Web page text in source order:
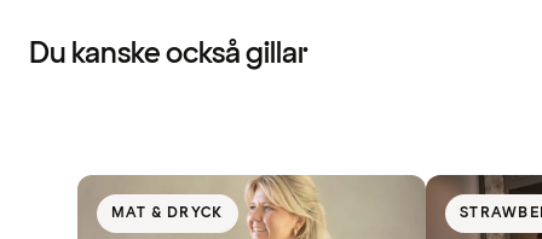
Du kanske också gillar
MAT & DRYCK